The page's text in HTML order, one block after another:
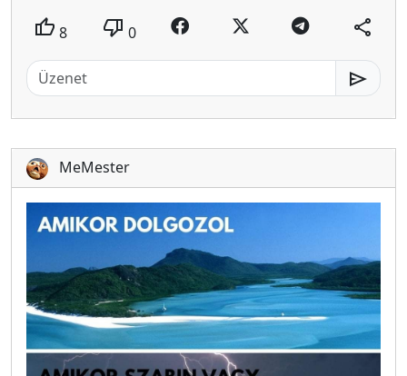
thumb_up 8 thumb_down 0 share
send
MeMester